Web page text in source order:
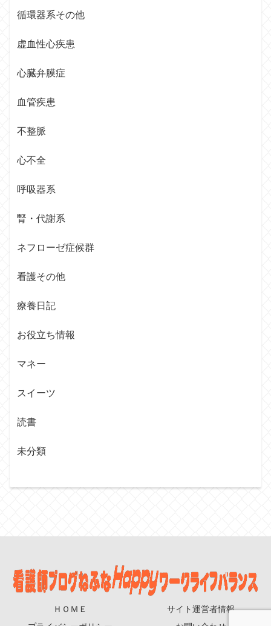
循環器系その他
虚血性心疾患
心臓弁膜症
血管疾患
不整脈
心不全
呼吸器系
腎・代謝系
ネフローゼ症候群
看護その他
療養日記
お役立ち情報
マネー
スイーツ
読書
未分類
ＨＯＭＥ
サイト運営者情報